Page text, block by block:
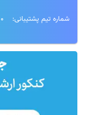
شماره تیم پشتیبانی: